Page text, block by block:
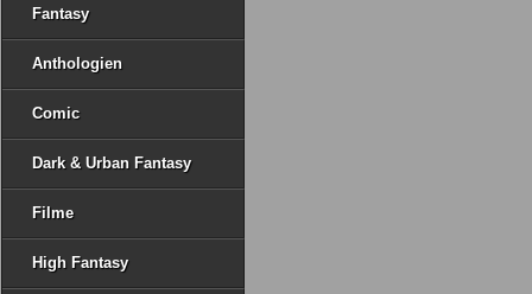
Fantasy
Anthologien
Comic
Dark & Urban Fantasy
Filme
High Fantasy